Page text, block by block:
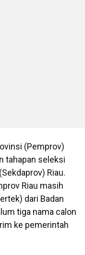
(Pemprov)
tahapan seleksi
Riau.
Riau masih
dari Badan
tiga nama calon
ke pemerintah